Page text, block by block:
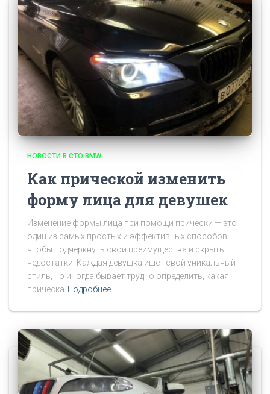
НОВОСТИ В СТО BMW
Как прической изменить
форму лица для девушек
Изменение формы лица при помощи прически — это
один из самых простых и эффективных способов,
чтобы подчеркнуть свои преимущества и скрыть
недостатки. Каждая девушка ищет свой уникальный
стиль, но иногда бывает трудно определить, какая
прическа Подробнее…